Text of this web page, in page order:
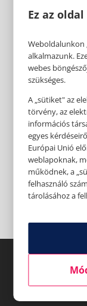
Ez az
Weboldalunkon
alkalmazunk.
webes
szükséges.
A „sütiket" az
törvény, az
információs
egyes
Európai Unió
weblapoknak,
működnek, a
felhasználó
tárolásához a